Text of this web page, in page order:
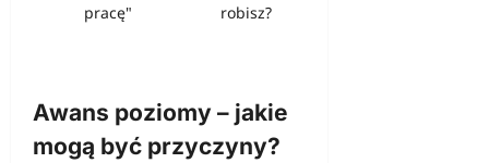
pracę"
robisz?
Awans poziomy – jakie
mogą być przyczyny?